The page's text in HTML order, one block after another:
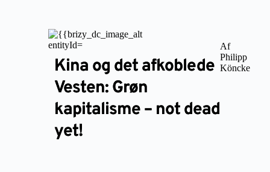
Kina og det afkoblede
Vesten: Grøn
kapitalisme – not dead
yet!
Af
Philipp
Köncke